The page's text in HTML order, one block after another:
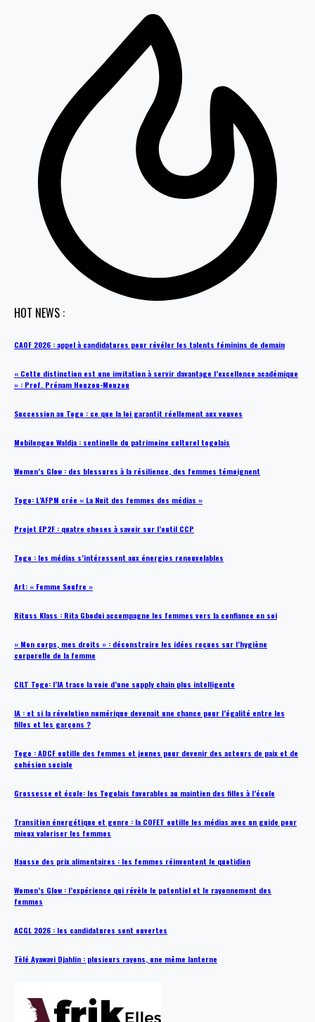
HOT NEWS :
CAOF 2026 : appel à candidatures pour révéler les talents féminins de demain
« Cette distinction est une invitation à servir davantage l’excellence académique
» : Prof. Prénam Houzou-Mouzou
Succession au Togo : ce que la loi garantit réellement aux veuves
Mobilengue Waldja : sentinelle du patrimoine culturel togolais
Women’s Glow : des blessures à la résilience, des femmes témoignent
Togo: L’AFPM crée « La Nuit des femmes des médias »
Projet EP2F : quatre choses à savoir sur l’outil CCP
Togo : les médias s’intéressent aux énergies renouvelables
Art: « Femme Soufre »
Rituss Klass : Rita Gbodui accompagne les femmes vers la confiance en soi
« Mon corps, mes droits » : déconstruire les idées reçues sur l’hygiène
corporelle de la femme
CILT Togo: l’IA trace la voie d’une supply chain plus intelligente
IA : et si la révolution numérique devenait une chance pour l’égalité entre les
filles et les garçons ?
Togo : ADCF outille des femmes et jeunes pour devenir des acteurs de paix et de
cohésion sociale
Grossesse et école: les Togolais favorables au maintien des filles à l’école
Transition énergétique et genre : la COFET outille les médias avec un guide pour
mieux valoriser les femmes
Hausse des prix alimentaires : les femmes réinventent le quotidien
Women’s Glow : l’expérience qui révèle le potentiel et le rayonnement des
femmes
ACGL 2026 : les candidatures sont ouvertes
Tèlé Ayawavi Djahlin : plusieurs rayons, une même lanterne